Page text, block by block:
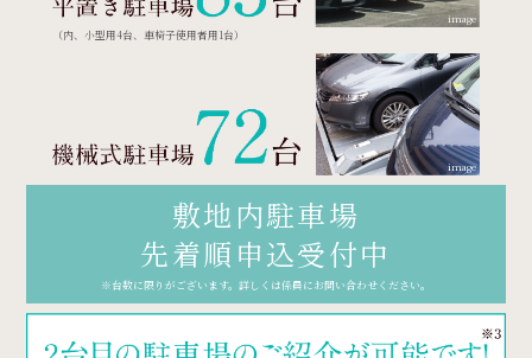
image
（内、小型用4台、車椅子使用者用1台）
image
敷地内駐車場
先着順申込受付中
※台数に限りがございます。詳しくは係員にお問い合わせください。